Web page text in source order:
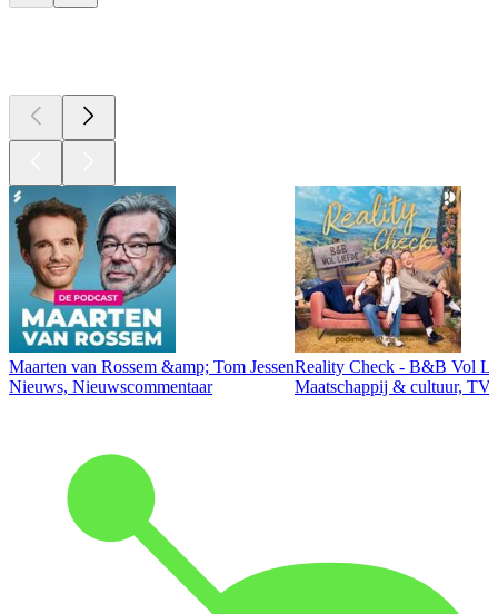
Maarten van Rossem &amp; Tom Jessen
Nieuws, Nieuwscommentaar
Reality Check - B&B Vol
Maatschappij & cultuur,